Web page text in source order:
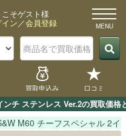
チ ステンレス Ver.2の買取価
こそゲスト様
イン／会員登録
買取申込み 口コミ
M60 チーフスペシャル 2イ